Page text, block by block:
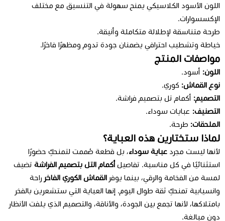
اللون الأسود الكلاسيكي يمنح سهولة في التنسيق مع مختلف
الإكسسوارات.
طرحة متناسقة لإطلالة متكاملة وأنيقة.
خياطة وتشطيب احترافي يضمنان جودة تدوم ومظهرًا فاخرًا.
مواصفات المنتج
اللون: أسود.
نوع القماش: كوري.
التصميم: أكمام تل بتصميم فراشة.
التصنيف: عبايات سوداء.
الملحقات: طرحة.
لماذا ستختارين هذه العباية؟
لأنها ليست مجرد عباية سوداء، بل قطعة صُممت لتمنحكِ حضورًا
استثنائيًا في كل مناسبة. تفاصيل أكمام التل بتصميم الفراشة تضيف
لمسة من الفخامة والرقي، بينما يوفر القماش الكوري الفاخر راحة
وانسيابية تمنحكِ ثقة طوال اليوم. إنها العباية التي ستشعرين بالفخر
بامتلاكها، لأنها تجمع بين الجودة، والأناقة، والتصميم الذي يلفت الأنظار
دون مبالغة.